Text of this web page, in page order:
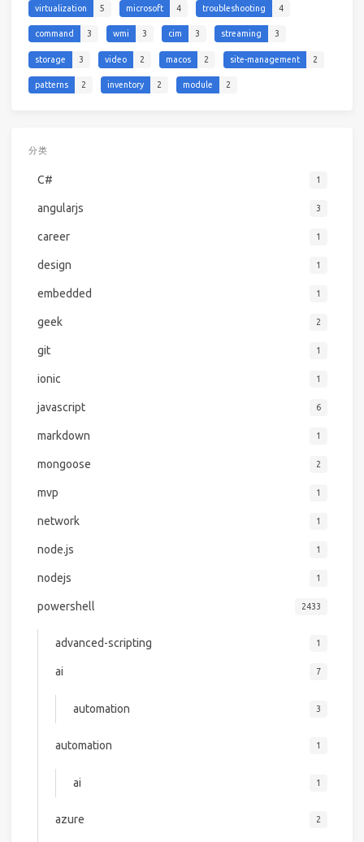
virtualization 5 microsoft 4 troubleshooting 4
command 3 wmi 3 cim 3 streaming 3
storage 3 video 2 macos 2 site-management 2
patterns 2 inventory 2 module 2
分类
C# 1
angularjs 3
career 1
design 1
embedded 1
geek 2
git 1
ionic 1
javascript 6
markdown 1
mongoose 2
mvp 1
network 1
node.js 1
nodejs 1
powershell 2433
advanced-scripting 1
ai 7
automation 3
automation 1
ai 1
azure 2